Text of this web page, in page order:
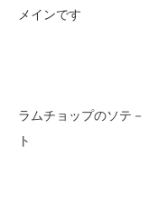
メインです
ラムチョップのソテ
ト